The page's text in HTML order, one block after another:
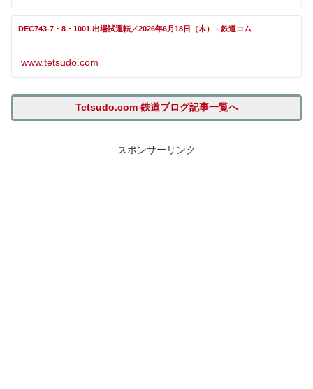
DEC743-7・8・1001 出場試運転／2026年6月18日（木） - 鉄道コム
www.tetsudo.com
Tetsudo.com 鉄道ブログ記事一覧へ
スポンサーリンク